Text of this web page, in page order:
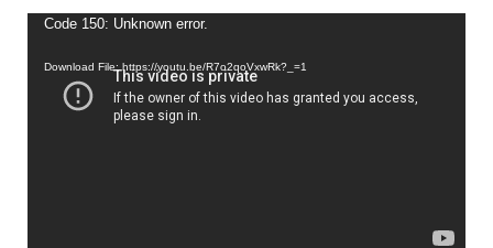
Video
Code 150: Unknown error.
Download File: https://youtu.be/R7o2qoVxwRk?_=1